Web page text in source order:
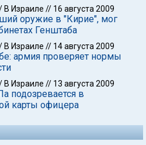
В Израиле // 16 августа 2009
оружие в "Кирие", мог
Генштаба
В Израиле // 14 августа 2009
армия проверяет нормы
В Израиле // 13 августа 2009
подозревается в
карты офицера